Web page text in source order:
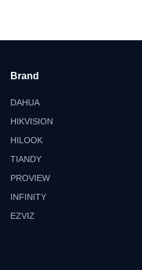
Brand
DAHUA
HIKVISION
HILOOK
TIANDY
PROVIEW
INFINITY
EZVIZ